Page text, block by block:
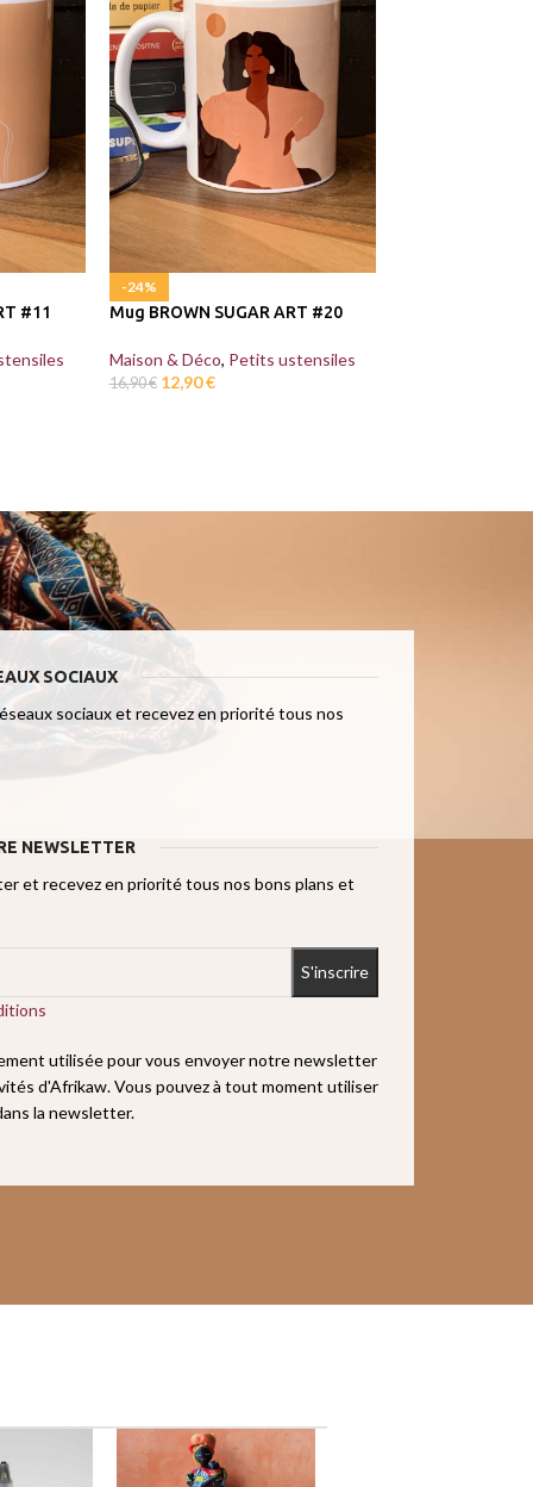
#11
-24%
Mug BROWN SUGAR ART #20
Maison & Déco, Petits ustensiles
16,90€ 12,90€
SOCIAUX
sociaux et recevez en priorité tous nos
NEWSLETTER
et recevez en priorité tous nos bons plans et
utilisée pour vous envoyer notre newsletter
d'Afrikaw. Vous pouvez à tout moment utiliser
la newsletter.